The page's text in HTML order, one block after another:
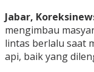
Jabar,
mengimbau
lintas berlalu saat
api, baik yang